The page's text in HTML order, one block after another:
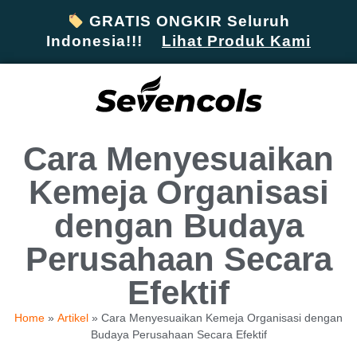
GRATIS ONGKIR Seluruh
Indonesia!!! Lihat Produk Kami
Cara Menyesuaikan
Kemeja Organisasi
dengan Budaya
Perusahaan Secara
Efektif
Home » Artikel » Cara Menyesuaikan Kemeja Organisasi dengan
Budaya Perusahaan Secara Efektif